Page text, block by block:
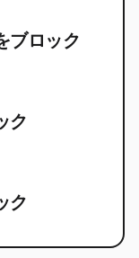
ブロック
ク
ク